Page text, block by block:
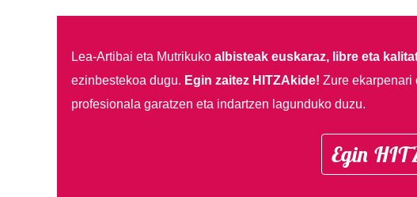
Lea-Artibai eta Mutrikuko albisteak euskaraz, libre eta
ezinbestekoa dugu. Egin zaitez HITZAkide! Zure ekarpenari
profesionala garatzen eta indartzen lagunduko duzu.
Egin